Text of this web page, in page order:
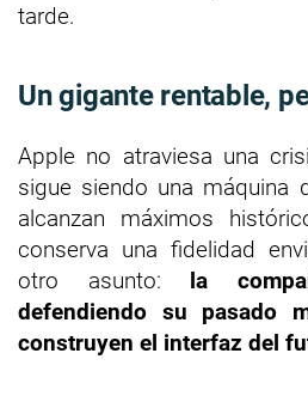
tarde.
Un gigante rentable,
Apple no atraviesa una
sigue siendo una máquina
alcanzan máximos
conserva una fidelidad
otro asunto: la
defendiendo su pasado
construyen el interfaz del